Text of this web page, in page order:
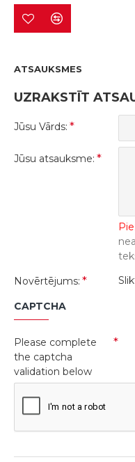
ATSAUKSMES
UZRAKSTĪT
Jūsu Vārds:
Jūsu atsauksme:
Novērtējums:
CAPTCHA
Please complete
the captcha
validation below